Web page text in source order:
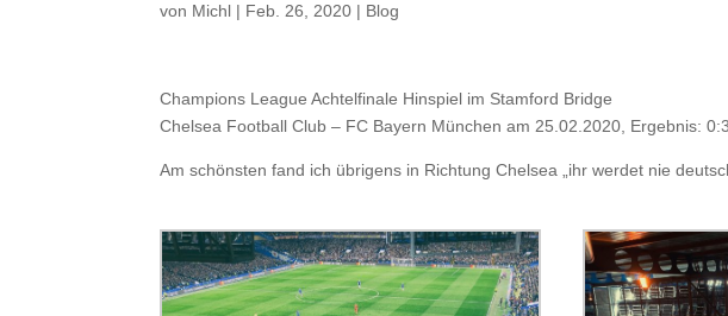
von Michl | Feb. 26, 2020 | Blog
Champions League Achtelfinale Hinspiel im Stamford Bridge
Chelsea Football Club – FC Bayern München am 25.02.2020, Ergebnis:
Am schönsten fand ich übrigens in Richtung Chelsea „ihr werdet nie